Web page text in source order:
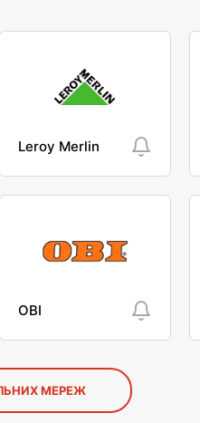
Leroy Merlin
OBI
МЕРЕЖ